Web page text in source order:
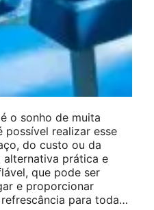
o sonho de muita
possível realizar esse
do custo ou da
alternativa prática e
que pode ser
e proporcionar
para toda…